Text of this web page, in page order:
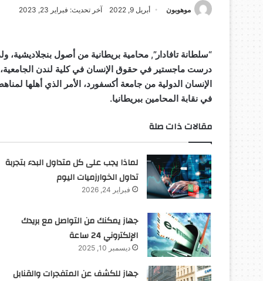
موهوبون أبريل 9, 2022 آخر تحديث: فبراير 23, 2023
“سلطانة تافادار”, محامية بريطانية من أصول
درست ماجستير في حقوق الإنسان في كلية لندن
الإنسان الدولية من جامعة أكسفورد، الأمر الذي أهلها
في نقابة المحامين ببريطانيا.
مقالات ذات صلة
لماذا يجب على كل متداول البدء بتجربة
تداول الخوارزميات اليوم
فبراير 24, 2026
جهاز يمكنك من التواصل مع بريدك
الإلكتروني 24 ساعة
ديسمبر 10, 2025
جهاز للكشف عن المتفجرات والقنابل